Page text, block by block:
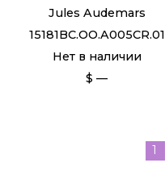
Jules Audemars
15181BC.OO.A005CR.01
Нет в наличии
$ —
1